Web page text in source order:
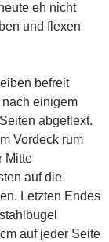
eh nicht
und flexen
befreit
nach einigem
abgeflext.
Vordeck rum
Mitte
auf die
Letzten Endes
auf jeder Seite